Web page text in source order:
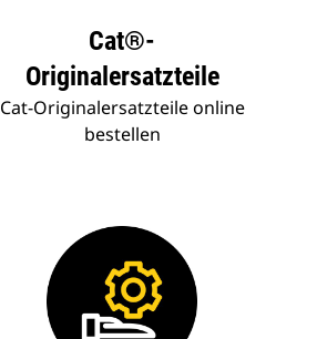
Cat®-
Originalersatzteile
Cat-Originalersatzteile online
bestellen